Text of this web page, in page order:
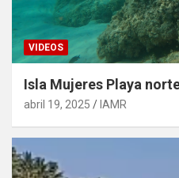
VIDEOS
Isla Mujeres Playa
abril 19, 2025 IAMR